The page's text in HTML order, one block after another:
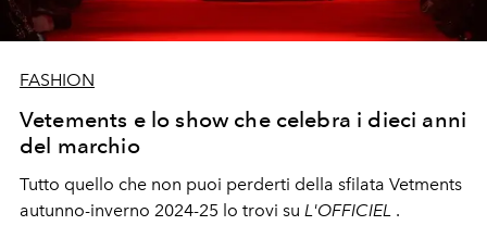
FASHION
Vetements e lo show che celebra i dieci anni
del marchio
Tutto quello che non puoi perderti della sfilata Vetments
autunno-inverno 2024-25 lo trovi su L'OFFICIEL .